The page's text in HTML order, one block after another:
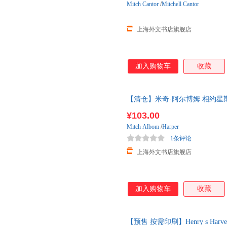
上海外文书店旗舰店
Mitch Cantor /Mitchell Cantor
加入购物车 收藏
【清仓】米奇·阿尔博姆 相约星
¥103.00
上海外文书店旗舰店
1条评论
Mitch Albom /Harper
加入购物车 收藏
【预售 按需印刷】Henry s